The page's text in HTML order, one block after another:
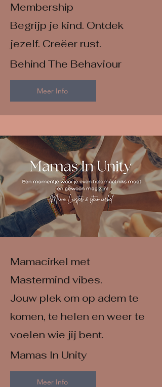
Membership
​Begrijp je kind. Ontdek
jezelf. Creëer rust.
Behind The Behaviour
Meer Info
Mamacirkel met
Mastermind vibes.
Jouw plek om op adem te
komen, te helen en weer te
voelen wie jij bent.
Mamas In Unity
Meer Info